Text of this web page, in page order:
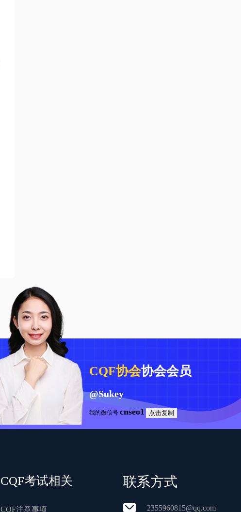
CQF协会协会会员
@Sukey
我的微信号:cnseo1 点击复制
CQF考试相关
CQF注意事项
联系方式
2355960815@qq.com